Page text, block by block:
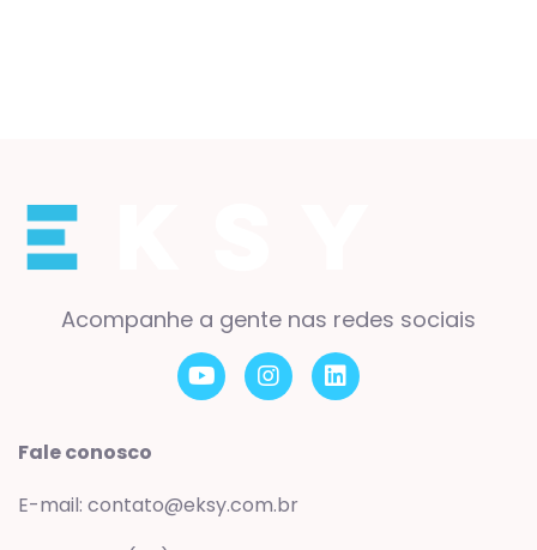
Acompanhe a gente nas redes sociais
Fale conosco
E-mail: contato@eksy.com.br